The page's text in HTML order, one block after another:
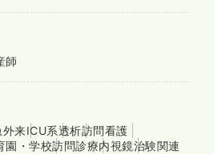
師
外来ICU系透析訪問看護
園・学校訪問診療内視鏡治験関連